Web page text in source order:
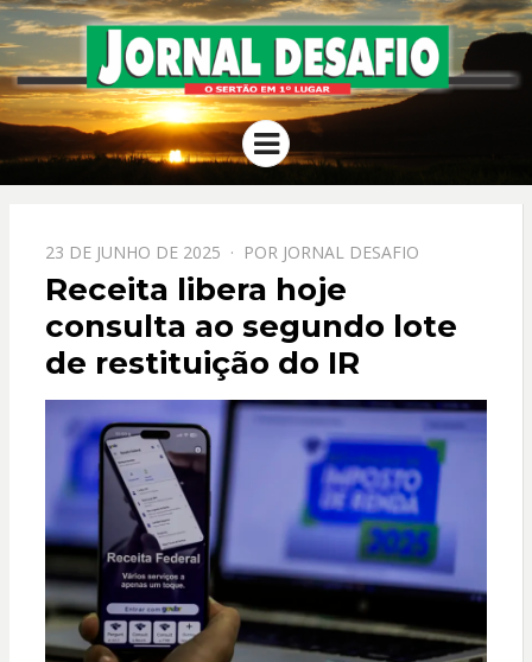
JORNAL
DESAFIO
O Sertão em 1º Lugar
Menu
PPOSTADO
EM
23 DE JUNHO DE 2025 POR JORNAL DESAFIO
Receita libera hoje
consulta ao segundo lote
de restituição do IR